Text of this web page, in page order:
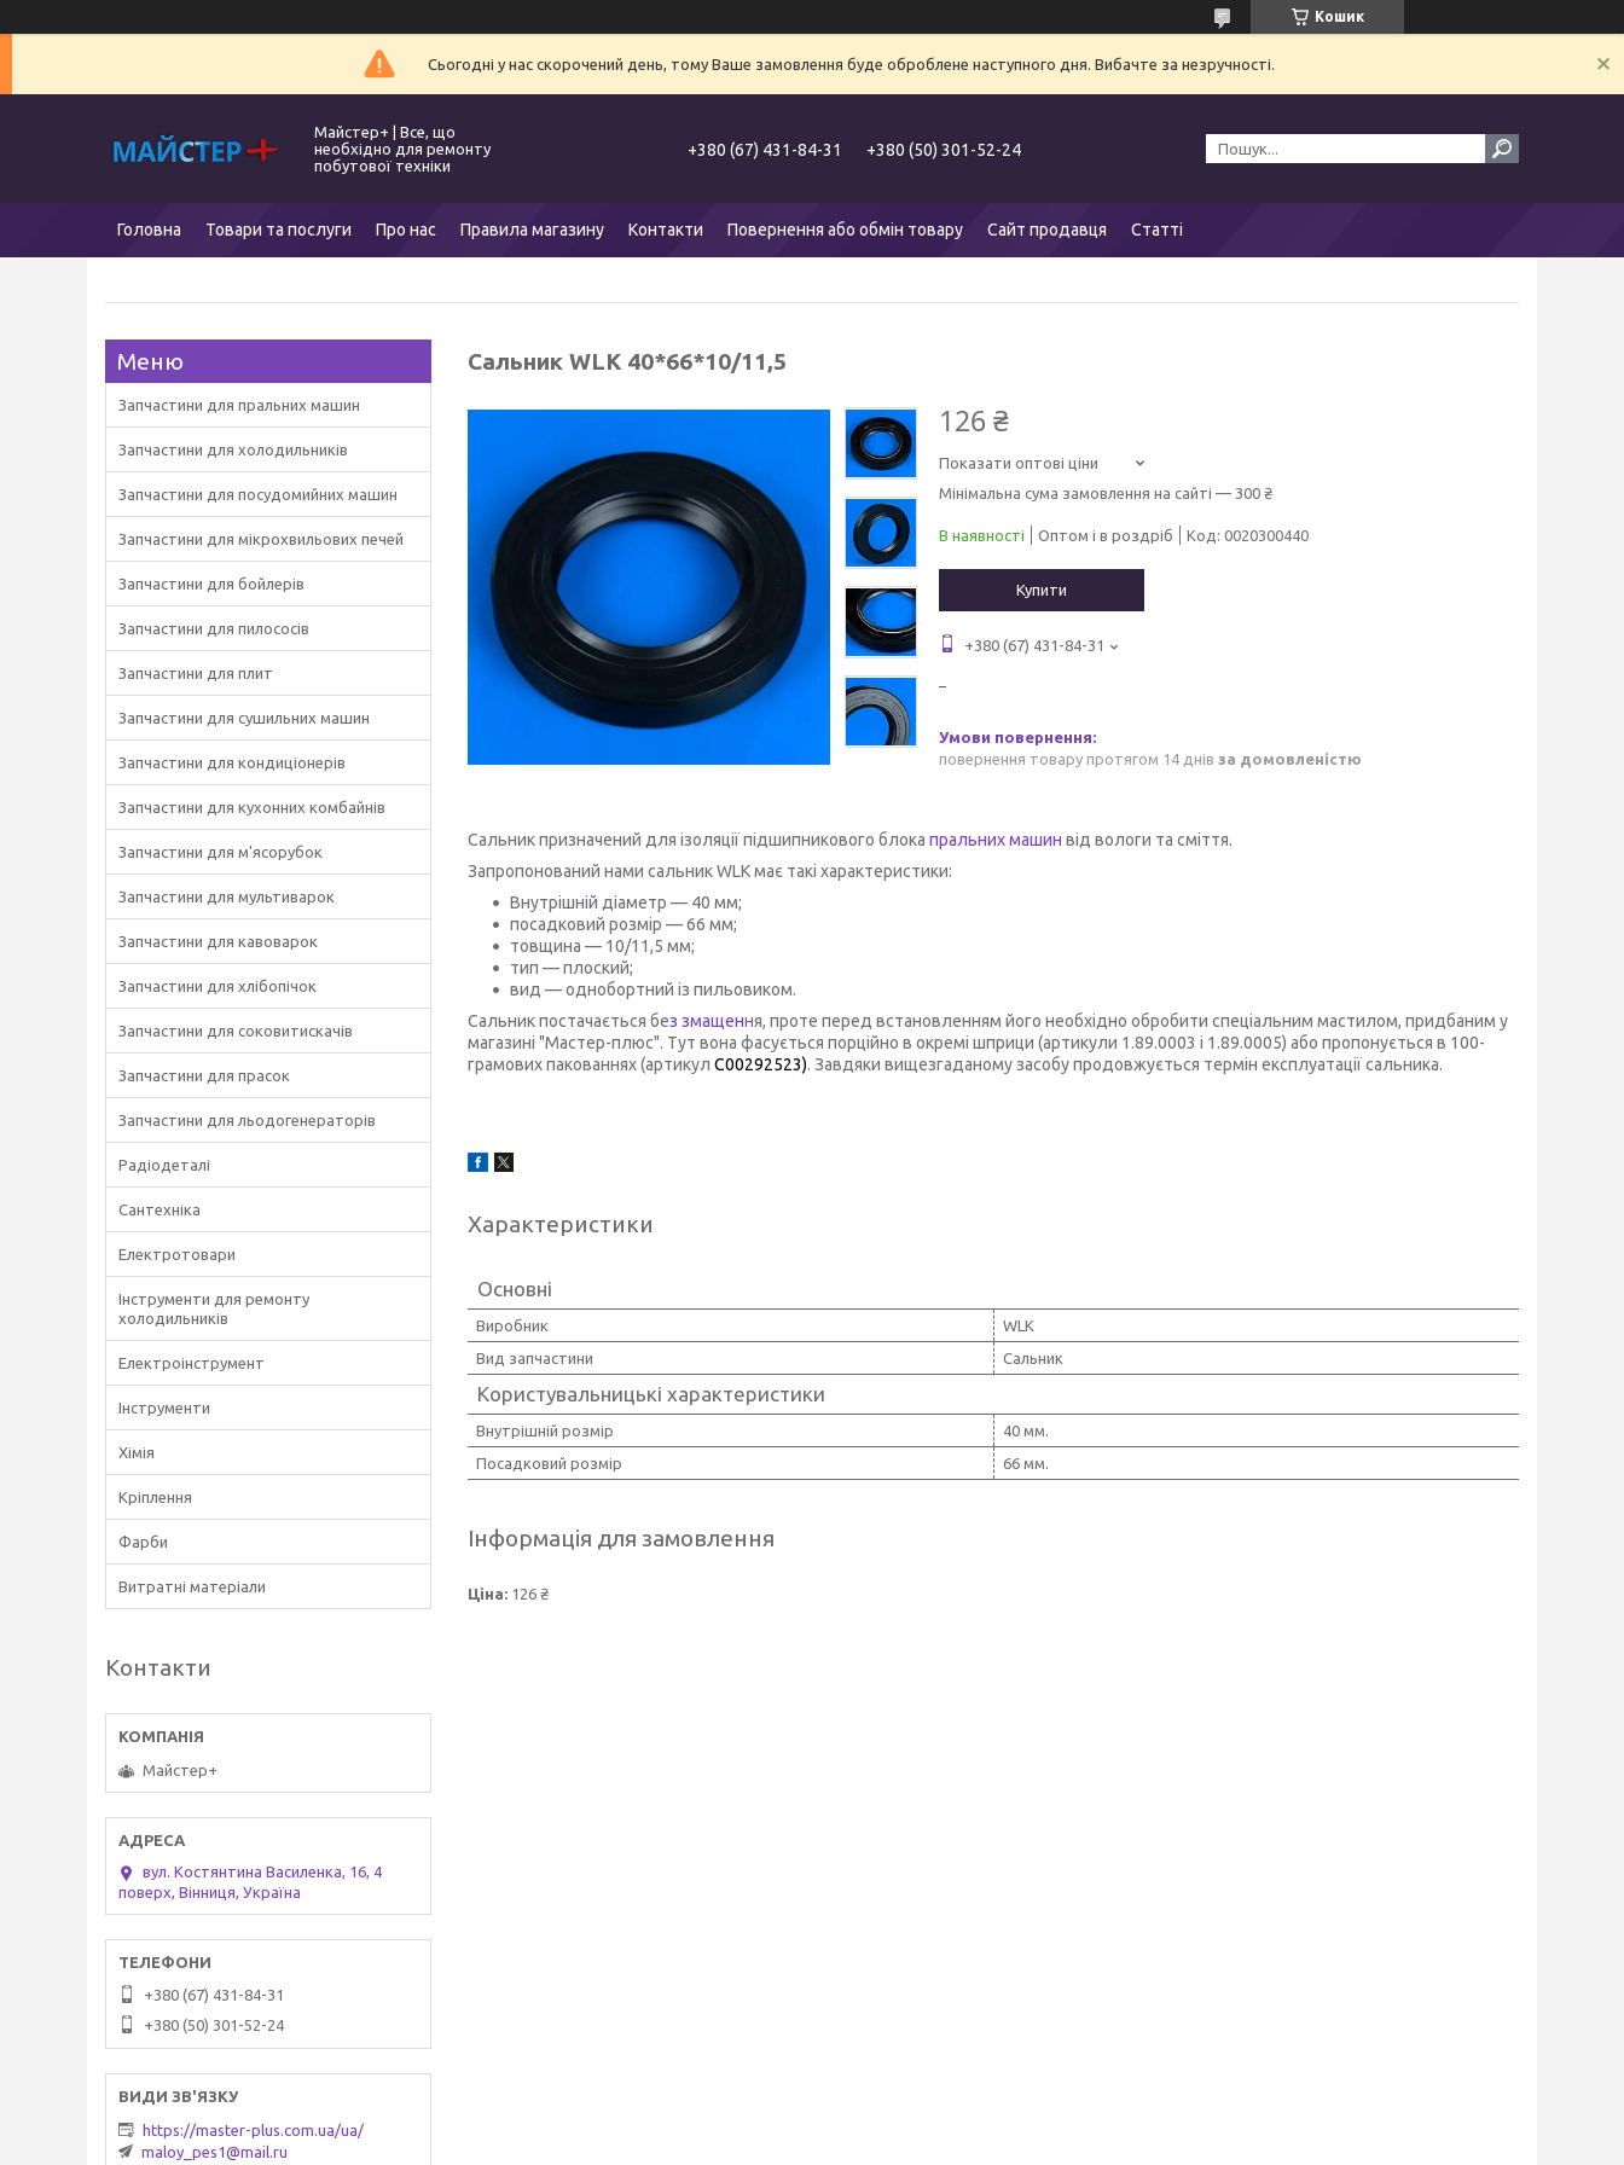
Кошик
Сьогодні у нас скорочений день, тому Ваше замовлення буде оброблене наступного дня. Вибачте за незручності.
Майстер+ | Все, що
необхідно для ремонту
побутової техніки
+380 (67) 431-84-31 +380 (50) 301-52-24
Головна Товари та послуги Про нас Правила магазину Контакти Повернення або обмін товару Сайт продавця Статті
Сальник WLK 40*66*10/11,5
126 ₴
Показати оптові ціни
Мінімальна сума замовлення на сайті — 300 ₴
В наявності Оптом і в роздріб Код: 0020300440
Купити
+380 (67) 431-84-31
повернення товару протягом 14 днів за домовленістю
Сальник призначений для ізоляції підшипникового блока пральних машин від вологи та сміття.
Запропонований нами сальник WLK має такі характеристики:
Внутрішній діаметр — 40 мм;
посадковий розмір — 66 мм;
товщина — 10/11,5 мм;
тип — плоский;
вид — однобортний із пильовиком.
Сальник постачається без змащення, проте перед встановленням його необхідно обробити спеціальним мастилом, придбаним у
магазині "Мастер-плюс". Тут вона фасується порційно в окремі шприци (артикули 1.89.0003 і 1.89.0005) або пропонується в 100-
грамових пакованнях (артикул C00292523). Завдяки вищезгаданому засобу продовжується термін експлуатації сальника.
Характеристики
Основні
Виробник
WLK
Вид запчастини
Сальник
Користувальницькі характеристики
Внутрішній розмір
40 мм.
Посадковий розмір
66 мм.
Інформація для замовлення
Ціна: 126 ₴
Запчастини для пральних машин
Запчастини для холодильників
Запчастини для посудомийних машин
Запчастини для мікрохвильових печей
Запчастини для бойлерів
Запчастини для пилососів
Запчастини для плит
Запчастини для сушильних машин
Запчастини для кондиціонерів
Запчастини для кухонних комбайнів
Запчастини для м'ясорубок
Запчастини для мультиварок
Запчастини для кавоварок
Запчастини для хлібопічок
Запчастини для соковитискачів
Запчастини для прасок
Запчастини для льодогенераторів
Радіодеталі
Сантехніка
Електротовари
Інструменти для ремонту
холодильників
Електроінструмент
Інструменти
Хімія
Кріплення
Фарби
Витратні матеріали
Контакти
Майстер+
вул. Костянтина Василенка, 16, 4
поверх, Вінниця, Україна
+380 (67) 431-84-31
+380 (50) 301-52-24
https://master-plus.com.ua/ua/
maloy_pes1@mail.ru